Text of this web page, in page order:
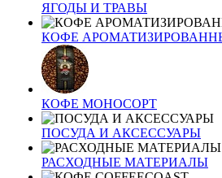
ЯГОДЫ И ТРАВЫ
КОФЕ
КОФЕ МОНОСОРТ
ПОСУДА И АКСЕССУАРЫ
РАСХОДНЫЕ МАТЕРИАЛЫ